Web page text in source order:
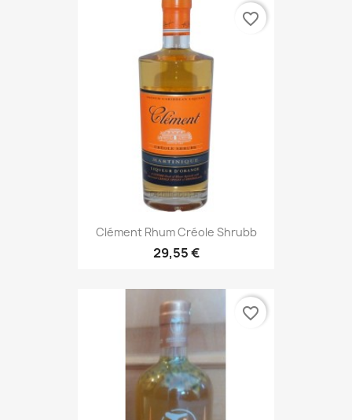
Clément Rhum Créole Shrubb
29,55 €
favorite_border
favorite_border